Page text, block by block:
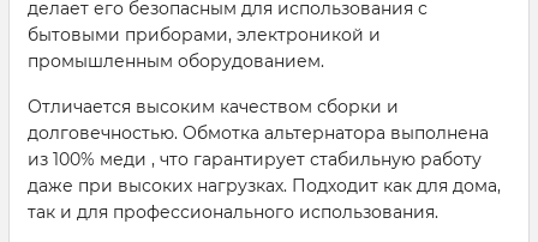
делает его безопасным для использования с
бытовыми приборами, электроникой и
промышленным оборудованием.
Отличается высоким качеством сборки и
долговечностью. Обмотка альтернатора выполнена
из 100% меди , что гарантирует стабильную работу
даже при высоких нагрузках. Подходит как для дома,
так и для профессионального использования.